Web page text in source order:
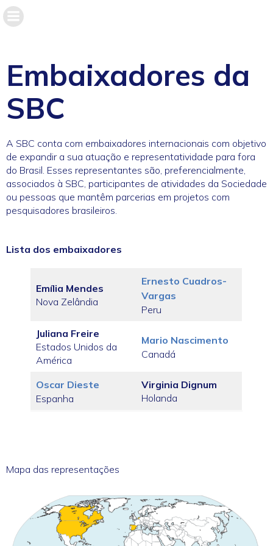
Embaixadores da
SBC
A SBC conta com embaixadores internacionais com objetivo
de expandir a sua atuação e representatividade para fora
do Brasil. Esses representantes são, preferencialmente,
associados à SBC, participantes de atividades da Sociedade
ou pessoas que mantêm parcerias em projetos com
pesquisadores brasileiros.
Lista dos embaixadores
Emília Mendes
Nova Zelândia
Ernesto Cuadros-
Vargas
Peru
Juliana Freire
Estados Unidos da
América
Mario Nascimento
Canadá
Oscar Dieste
Espanha
Virginia Dignum
Holanda
Mapa das representações